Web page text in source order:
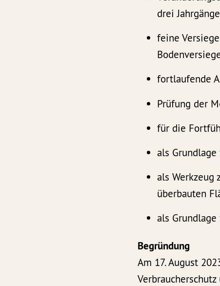
drei
feine
fortlaufende
Prüfung der
für die
als
als Werkzeug
überbauten
als
Begründung
Am 17. August